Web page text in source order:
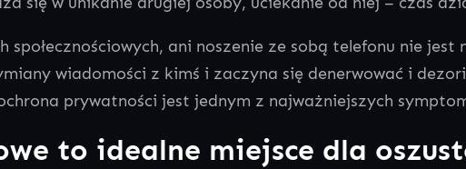
społecznościowych, ani noszenie ze sobą telefonu nie
wiadomości z kimś i zaczyna się denerwować i
prywatności jest jednym z najważniejszych
to idealne miejsce dla